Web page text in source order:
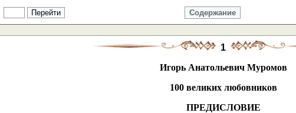
Содержание
1
Игорь Анатольевич Муромов
100 великих любовников
ПРЕДИСЛОВИЕ